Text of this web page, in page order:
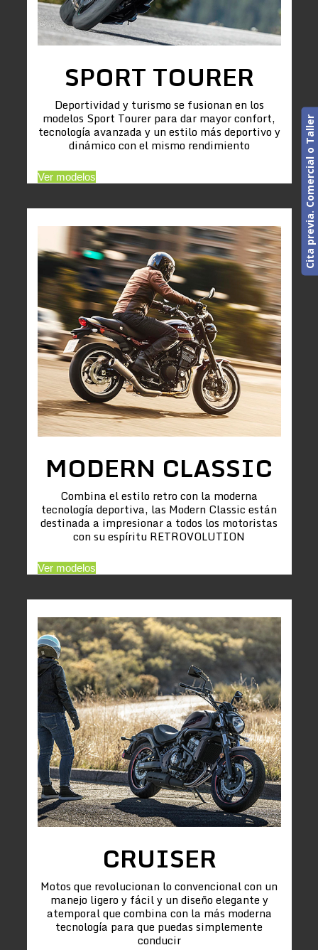
SPORT TOURER
Deportividad y turismo se fusionan en los
modelos Sport Tourer para dar mayor confort,
tecnología avanzada y un estilo más deportivo y
dinámico con el mismo rendimiento
Ver modelos
MODERN CLASSIC
Combina el estilo retro con la moderna
tecnología deportiva, las Modern Classic están
destinada a impresionar a todos los motoristas
con su espíritu RETROVOLUTION
Ver modelos
CRUISER
Motos que revolucionan lo convencional con un
manejo ligero y fácil y un diseño elegante y
atemporal que combina con la más moderna
tecnología para que puedas simplemente
conducir
Cita previa. Comercial o Taller